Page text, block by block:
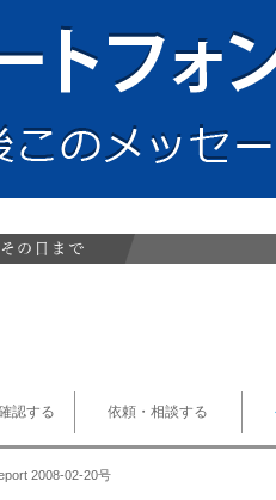
認する 依頼・相談する
2008-02-20号